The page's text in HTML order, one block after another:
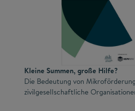
Kleine Summen, große Hilfe?
Die Bedeutung von
zivilgesellschaftliche